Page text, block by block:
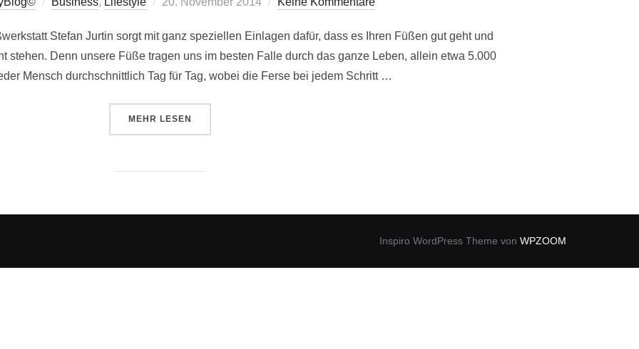
Stefan Jurtin sorgt mit ganz speziellen Einlagen dafür, dass es Ihren Füßen gut geht und
stehen. Denn unsere Füße tragen uns im besten Falle durch das ganze Leben, allein etwa 5.000
Mensch durchschnittlich Tag für Tag, wobei die Ferse bei jedem Schritt …
MEHR ÜBER „KLEINE SCHRITTE – GROSSE WIRKUNG“
LESEN
Inspiro WordPress Theme von WPZOOM